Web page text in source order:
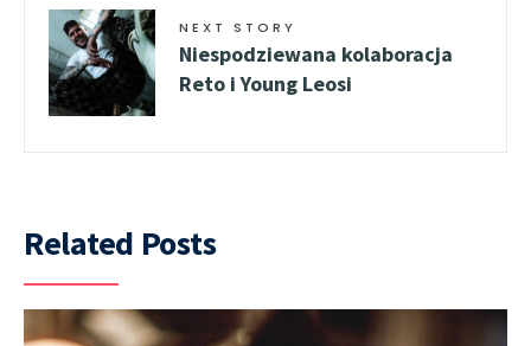
NEXT STORY
Niespodziewana kolaboracja
Reto i Young Leosi
Related Posts